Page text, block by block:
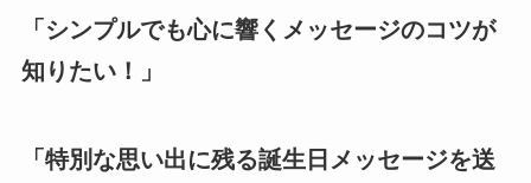
「シンプルでも心に響くメッセージのコツが
知りたい！」
「特別な思い出に残る誕生日メッセージを送